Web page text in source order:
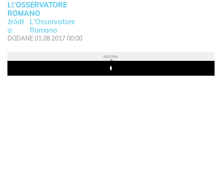
L\'OSSERVATORE
ROMANO
L'Osservatore
Romano
DODANE 01.08.2017 00:00
REKLAMA
Play